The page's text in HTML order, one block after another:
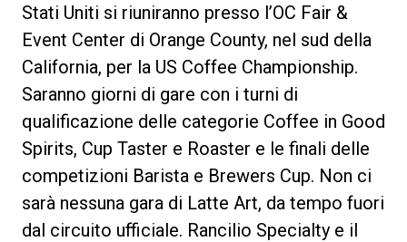
Stati Uniti si riuniranno presso l’OC Fair &
Event Center di Orange County, nel sud della
California, per la US Coffee Championship.
Saranno giorni di gare con i turni di
qualificazione delle categorie Coffee in Good
Spirits, Cup Taster e Roaster e le finali delle
competizioni Barista e Brewers Cup. Non ci
sarà nessuna gara di Latte Art, da tempo fuori
dal circuito ufficiale. Rancilio Specialty e il
Connect
Contattaci